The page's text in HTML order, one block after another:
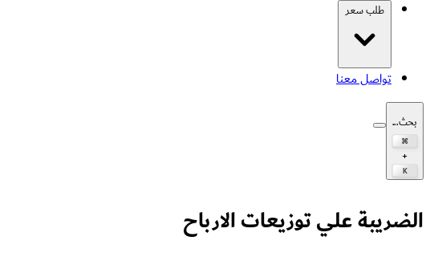
طلب سعر
تواصل معنا
بحث...
⌘
+
K
الضريبة علي توزيعات الارباح